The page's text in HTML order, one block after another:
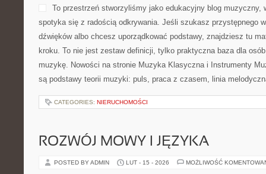
To przestrzeń stworzyliśmy jako edukacyjny blog muzyczny,
spotyka się z radością odkrywania. Jeśli szukasz przystępnego
dźwięków albo chcesz uporządkować podstawy, znajdziesz tu
kroku. To nie jest zestaw definicji, tylko praktyczna baza dla
muzykę. Nowości na stronie Muzyka Klasyczna i Instrumenty
są podstawy teorii muzyki: puls, praca z czasem, linia
CATEGORIES: NIERUCHOMOŚCI
ROZWÓJ MOWY I JĘZYKA
POSTED BY ADMIN LUT - 15 - 2026 MOŻLIWOŚĆ